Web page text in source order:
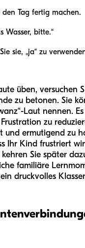
den Tag fertig machen.
Wasser, bitte.“
sie, „ja“ zu
üben, versuchen
zu betonen. Sie
Laut nennen.
zu
und ermutigend zu
Ihr Kind frustriert
Sie später
familiäre
druckvolles